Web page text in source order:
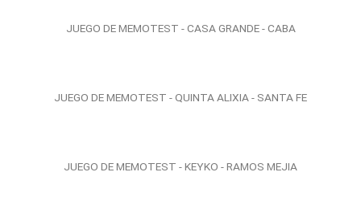
JUEGO DE MEMOTEST - CASA GRANDE - CABA
JUEGO DE MEMOTEST - QUINTA ALIXIA - SANTA FE
JUEGO DE MEMOTEST - KEYKO - RAMOS MEJIA